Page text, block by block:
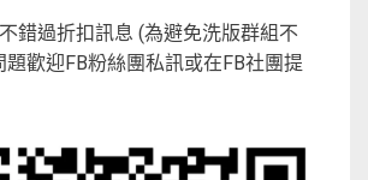
錯過折扣訊息 (為避免洗版群組不
歡迎FB粉絲團私訊或在FB社團提